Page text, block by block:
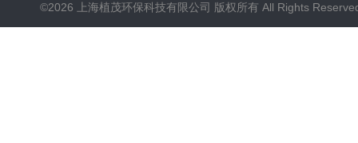
©2026 上海植茂环保科技有限公司 版权所有 All Rights